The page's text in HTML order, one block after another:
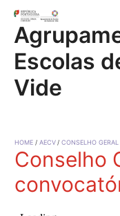
content
Escolas
Vide
HOME AECV CONSELHO GERAL
Conselho